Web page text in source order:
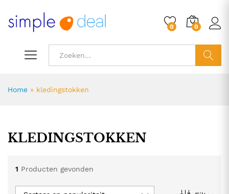
0 0
Home » kledingstokken
KLEDINGSTOKKEN
1 Producten gevonden